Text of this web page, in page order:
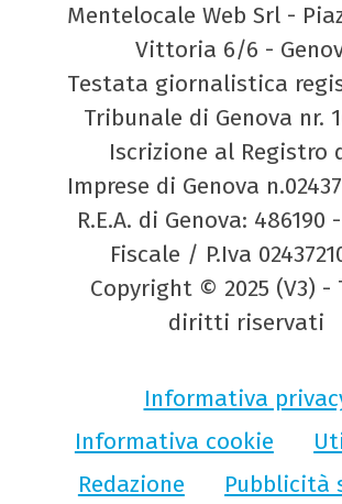
Mentelocale Web Srl -
Vittoria 6/6 -
Testata giornalistica
Tribunale di Genova nr.
Iscrizione al Registro
Imprese di Genova
R.E.A. di Genova: 486190
Fiscale / P.Iva
Copyright © 2025 (V3)
diritti riservati
Informativa
Informativa cookie
Redazione
Pubblicità